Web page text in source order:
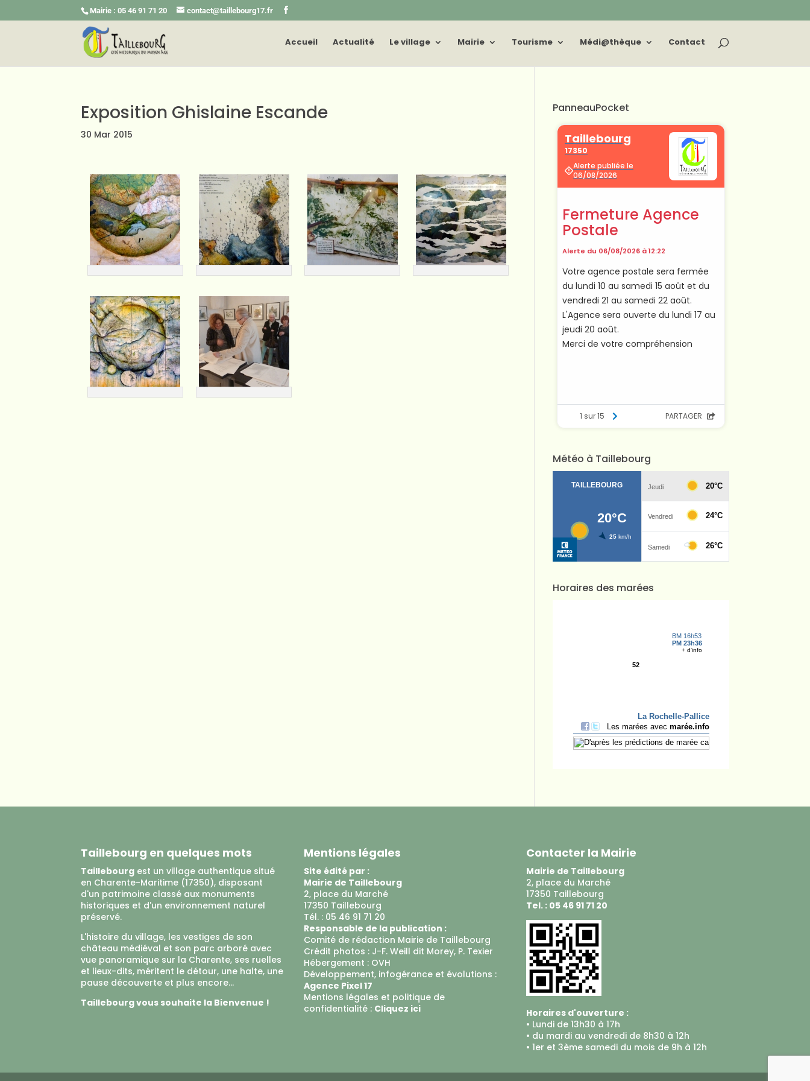
Mairie : 05 46 91 71 20 contact@taillebourg17.fr
Accueil Actualité Le village Mairie Tourisme Médi@thèque Contact
Exposition Ghislaine Escande
30 Mar 2015
PanneauPocket
Météo à Taillebourg
Horaires des marées
Taillebourg en quelques mots
Taillebourg est un village authentique situé
en Charente-Maritime (17350), disposant
d'un patrimoine classé aux monuments
historiques et d'un environnement naturel
préservé.
L'histoire du village, les vestiges de son
château médiéval et son parc arboré avec
vue panoramique sur la Charente, ses ruelles
et lieux-dits, méritent le détour, une halte, une
pause découverte et plus encore...
Taillebourg vous souhaite la Bienvenue !
Mentions légales
Site édité par :
Mairie de Taillebourg
2, place du Marché
17350 Taillebourg
Tél. : 05 46 91 71 20
Responsable de la publication :
Comité de rédaction Mairie de Taillebourg
Crédit photos : J-F. Weill dit Morey, P. Texier
Hébergement : OVH
Développement, infogérance et évolutions :
Agence Pixel 17
Mentions légales et politique de
confidentialité : Cliquez ici
Contacter la Mairie
Mairie de Taillebourg
2, place du Marché
17350 Taillebourg
Tel. : 05 46 91 71 20
Horaires d'ouverture :
• Lundi de 13h30 à 17h
• du mardi au vendredi de 8h30 à 12h
• 1er et 3ème samedi du mois de 9h à 12h